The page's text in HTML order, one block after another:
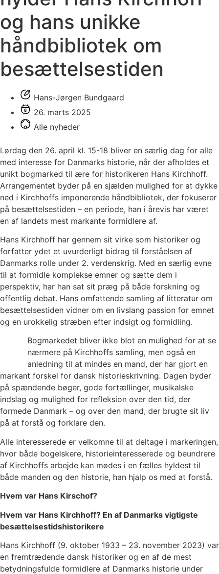
og hans unikke
håndbibliotek om
besættelsestiden
Hans-Jørgen Bundgaard
26. marts 2025
Alle nyheder
Lørdag den 26. april kl. 15-18 bliver en særlig dag for alle
med interesse for Danmarks historie, når der afholdes et
unikt bogmarked til ære for historikeren Hans Kirchhoff.
Arrangementet byder på en sjælden mulighed for at dykke
ned i Kirchhoffs imponerende håndbibliotek, der fokuserer
på besættelsestiden – en periode, han i årevis har været
en af landets mest markante formidlere af.
Hans Kirchhoff har gennem sit virke som historiker og
forfatter ydet et uvurderligt bidrag til forståelsen af
Danmarks rolle under 2. verdenskrig. Med en særlig evne
til at formidle komplekse emner og sætte dem i
perspektiv, har han sat sit præg på både forskning og
offentlig debat. Hans omfattende samling af litteratur om
besættelsestiden vidner om en livslang passion for emnet
og en urokkelig stræben efter indsigt og formidling.
Bogmarkedet bliver ikke blot en mulighed for at se
nærmere på Kirchhoffs samling, men også en
anledning til at mindes en mand, der har gjort en
markant forskel for dansk historieskrivning. Dagen byder
på spændende bøger, gode fortællinger, musikalske
indslag og mulighed for refleksion over den tid, der
formede Danmark – og over den mand, der brugte sit liv
på at forstå og forklare den.
Alle interesserede er velkomne til at deltage i markeringen,
hvor både bogelskere, historieinteresserede og beundrere
af Kirchhoffs arbejde kan mødes i en fælles hyldest til
både manden og den historie, han hjalp os med at forstå.
Hvem var Hans Kirschof?
Hvem var Hans Kirchhoff? En af Danmarks vigtigste
besættelsestidshistorikere
Hans Kirchhoff (9. oktober 1933 – 23. november 2023) var
en fremtrædende dansk historiker og en af de mest
betydningsfulde formidlere af Danmarks historie under